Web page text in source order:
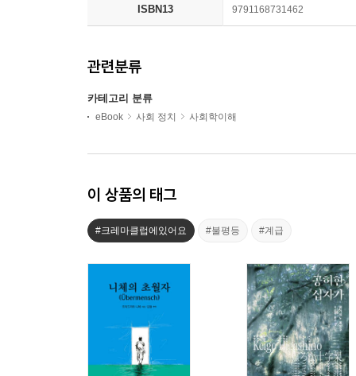
ISBN13 9791168731462
관련분류
카테고리 분류
eBook 사회 정치 사회학이해
이 상품의 태그
#크레마클럽에있어요 #불평등 #계급